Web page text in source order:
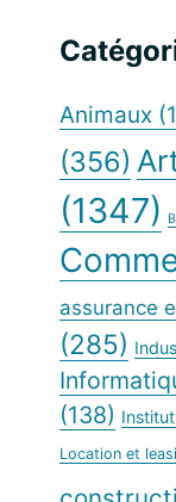
Web
Animaux
(356)
(1347)
assurance
(285)
(138)
Location et